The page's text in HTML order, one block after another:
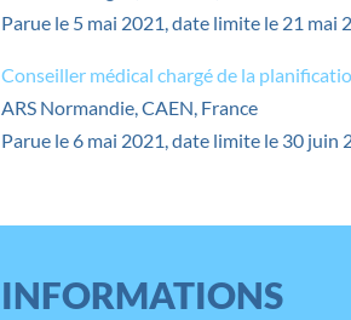
Parue le 5 mai 2021, date limite le 21 mai
Conseiller médical chargé de la
ARS Normandie, CAEN, France
Parue le 6 mai 2021, date limite le 30 juin
INFORMATIONS